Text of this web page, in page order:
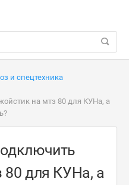
и спецтехника
на мтз 80 для КУНа, а
80 для КУНа, а